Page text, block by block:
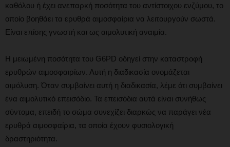
καθόλου ή έχει ανεπαρκή ποσότητα του αντίστοιχου ενζύμου, το
οποίο βοηθάει τα ερυθρά αιμοσφαίρια να λειτουργούν σωστά.
Είναι επίσης γνωστή και ως αιμολυτική αναιμία.
Η μειωμένη ποσότητα του G6PD οδηγεί στην καταστροφή
ερυθρών αιμοσφαιρίων. Αυτή η διαδικασία ονομάζεται
αιμόλυση. Όταν συμβαίνει αυτή η διαδικασία, λέμε ότι συμβαίνει
ένα αιμολυτικό επεισόδιο. Τα επεισόδια αυτά είναι συνήθως
σύντομα, επειδή το σώμα συνεχίζει διαρκώς να παράγει νέα
ερυθρά αιμοσφαίρια, τα οποία έχουν φυσιολογική
δραστηριότητα.